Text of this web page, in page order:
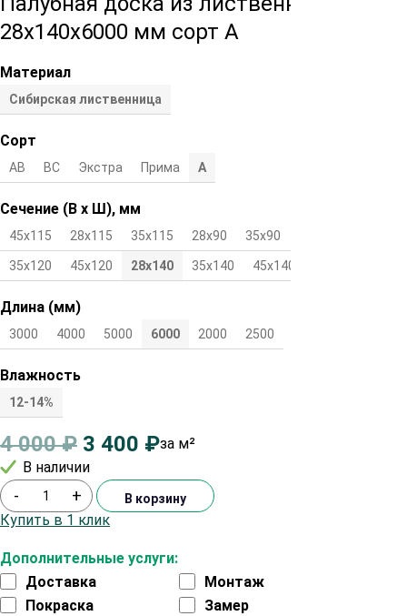
28х140х6000 мм сорт А
Материал
Сибирская лиственница
Сорт
АВ ВС Экстра Прима А
Сечение (В х Ш), мм
45х115 28х115 35х115 28х90 35х90
35х120 45х120 28х140 35х140 45х140
Длина (мм)
3000 4000 5000 6000 2000 2500
Влажность
12-14%
4 000₽ 3 400 ₽за м²
В наличии
Дополнительные услуги:
Доставка
Монтаж
Покраска
Замер
- + В корзину
Купить в 1 клик